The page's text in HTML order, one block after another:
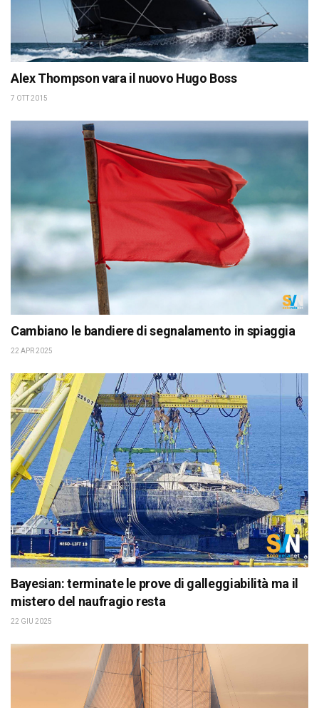
Alex Thompson vara il nuovo Hugo Boss
7 OTT 2015
Cambiano le bandiere di segnalamento in spiaggia
22 APR 2025
Bayesian: terminate le prove di galleggiabilità ma il
mistero del naufragio resta
22 GIU 2025